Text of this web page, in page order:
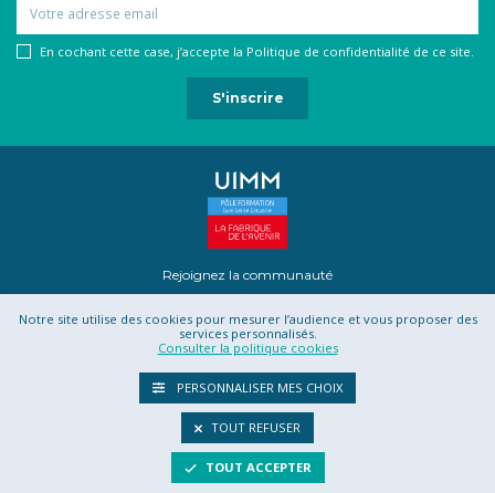
En cochant cette case, j’accepte la Politique de confidentialité de ce site.
Rejoignez la communauté
Contact Projet Romotics
CGU
CGV
Notre site utilise des cookies pour mesurer l’audience et vous proposer des
services personnalisés.
Consulter la politique cookies
PERSONNALISER MES CHOIX
TOUT REFUSER
TOUT ACCEPTER